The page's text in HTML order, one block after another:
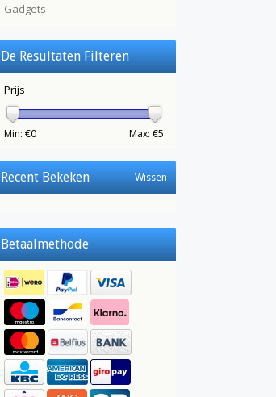
Gadgets
De Resultaten Filteren
Prijs
Min: €0 Max: €5
Recent Bekeken Wissen
Betaalmethode